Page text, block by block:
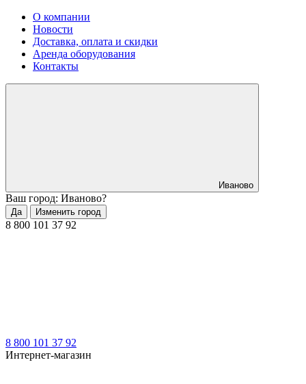
О компании
Новости
Доставка, оплата и скидки
Аренда оборудования
Контакты
Иваново
Ваш город: Иваново?
Да Изменить город
8 800 101 37 92
8 800 101 37 92
Интернет-магазин